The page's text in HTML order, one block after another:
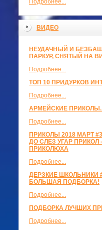
Подробнее...
ВИДЕО
НЕУДАЧНЫЙ И
ПАРКУР, СНЯТЫЙ НА
Подробнее...
ТОП 10 ПРИДУРКОВ
Подробнее...
АРМЕЙСКИЕ
Подробнее...
ПРИКОЛЫ 2018 МАРТ
ДО СЛЕЗ УГАР ПРИКОЛ -
ПРИКОЛЮХА
Подробнее...
ДЕРЗКИЕ ШКОЛЬНИКИ
БОЛЬШАЯ ПОДБОРКА!
Подробнее...
ПОДБОРКА ЛУЧШИХ
Подробнее...